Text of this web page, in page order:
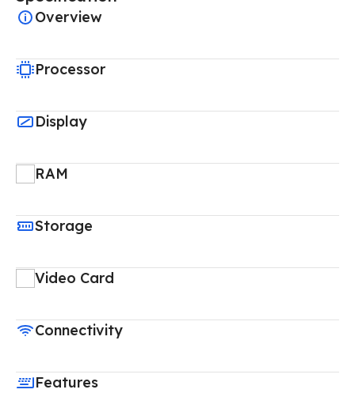
Overview
Processor
Display
RAM
Storage
Video Card
Connectivity
Features